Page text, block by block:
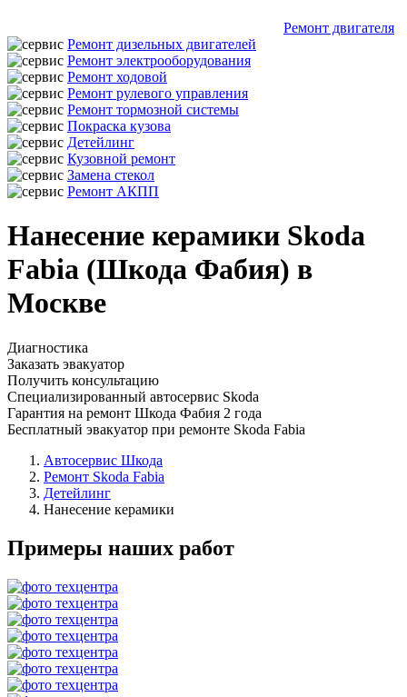
Ремонт двигателя
Ремонт дизельных двигателей
Ремонт электрооборудования
Ремонт ходовой
Ремонт рулевого управления
Ремонт тормозной системы
Покраска кузова
Детейлинг
Кузовной ремонт
Замена стекол
Ремонт АКПП
Нанесение керамики Skoda
Fabia (Шкода Фабия) в
Москве
Диагностика
Заказать эвакуатор
Получить консультацию
Специализированный автосервис Skoda
Гарантия на ремонт Шкода Фабия 2 года
Бесплатный эвакуатор при ремонте Skoda Fabia
Автосервис Шкода
Ремонт Skoda Fabia
Детейлинг
Нанесение керамики
Примеры наших работ